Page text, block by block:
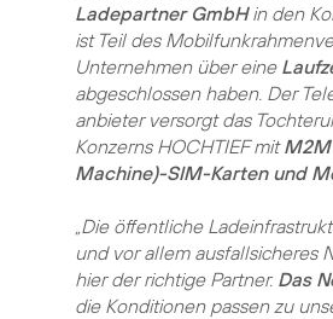
Ladepartner GmbHin den
ist Teil des
Unternehmen über eine
abgeschlossen haben. Der
anbieter versorgt das
Konzerns HOCHTIEF mit
Machine)-SIM-Karten und
„Die öffentliche
und vor allem ausfallsicheres
hier der richtige Partner. Das
die Konditionen passen zu